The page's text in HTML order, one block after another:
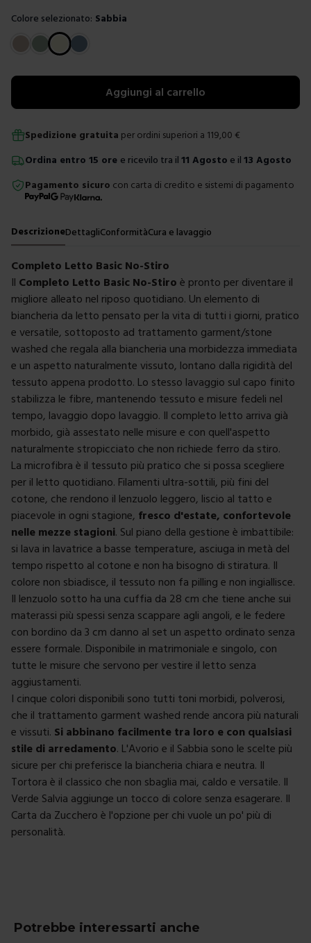
Colore selezionato: Sabbia
Scegli un colore
Aggiungi al carrello
Spedizione gratuita per ordini superiori a 119,00 €
Ordina entro 15 ore e ricevilo tra il 11 Agosto e il 13 Agosto
Pagamento sicuro con carta di credito e sistemi di pagamento
DescrizioneDettagliConformitàCura e lavaggio
Completo Letto Basic No-Stiro
Il Completo Letto Basic No-Stiro è pronto per diventare il
migliore alleato nel riposo quotidiano. Un elemento di
biancheria da letto pensato per la vita di tutti i giorni, pratico
e versatile, sottoposto ad trattamento garment/stone
washed che regala alla biancheria una morbidezza immediata
e un aspetto naturalmente vissuto, lontano dalla rigidità del
tessuto appena prodotto. Lo stesso lavaggio sul capo finito
stabilizza le fibre, mantenendo tessuto e misure fedeli nel
tempo, lavaggio dopo lavaggio. Il completo letto arriva già
morbido, già assestato nelle misure e con quell'aspetto
naturalmente stropicciato che non richiede ferro da stiro.
La microfibra è il tessuto più pratico che si possa scegliere
per il letto quotidiano. Filamenti ultra-sottili, più fini del
cotone, che rendono il lenzuolo leggero, liscio al tatto e
piacevole in ogni stagione, fresco d'estate, confortevole
nelle mezze stagioni. Sul piano della gestione è imbattibile:
si lava in lavatrice a basse temperature, asciuga in metà del
tempo rispetto al cotone e non ha bisogno di stiratura. Il
colore non sbiadisce, il tessuto non fa pilling e non ingiallisce.
Il lenzuolo sotto ha una cuffia da 28 cm che tiene anche sui
materassi più spessi senza scappare agli angoli, e le federe
con bordino da 3 cm danno al set un aspetto ordinato senza
essere formale. Disponibile in matrimoniale e singolo, con
tutte le misure che servono per vestire il letto senza
aggiustamenti.
I cinque colori disponibili sono tutti toni morbidi, polverosi,
che il trattamento garment washed rende ancora più naturali
e vissuti. Si abbinano facilmente tra loro e con qualsiasi
stile di arredamento. L'Avorio e il Sabbia sono le scelte più
sicure per chi preferisce la biancheria chiara e neutra. Il
Tortora è il classico che non sbaglia mai, caldo e versatile. Il
Verde Salvia aggiunge un tocco di colore senza esagerare. Il
Carta da Zucchero è l'opzione per chi vuole un po' più di
personalità.
Potrebbe interessarti anche